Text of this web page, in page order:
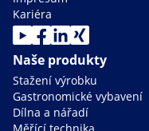
Kariéra
Naše produkty
Stažení výrobku
Gastronomické vybavení
Dílna a nářadí